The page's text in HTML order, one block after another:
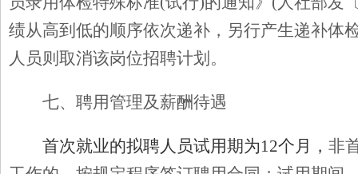
绩从高到低的顺序依次递补，另行产生递补体
人员则取消该岗位招聘计划。
七、聘用管理及薪酬待遇
首次就业的拟聘人员试用期为12个月， 非